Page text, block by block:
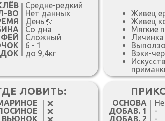
ОСНОВА
ДОБАВ. 1
ДОБАВ. 2
-
-
ЛОВИТЬ:
❌
❌
ВЬЮНОК
Живец
Живец
Мягкие
Вэки-
Средне-редкий
Нет данных
День🌞
Со дна
Сложный
6 - 1
до 9,4кг
ВО